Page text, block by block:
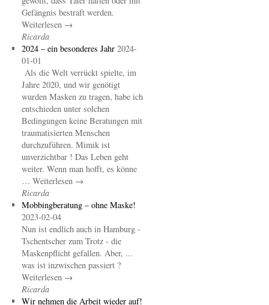
Gefängnis bestraft werden.
Weiterlesen →
Ricarda
2024 – ein besonderes Jahr 2024-
01-01
Als die Welt verrückt spielte, im
Jahre 2020, und wir genötigt
wurden Masken zu tragen, habe ich
entschieden unter solchen
Bedingungen keine Beratungen mit
traumatisierten Menschen
durchzuführen. Mimik ist
unverzichtbar ! Das Leben geht
weiter. Wenn man hofft, es könne
… Weiterlesen →
Ricarda
Mobbingberatung – ohne Maske!
2023-02-04
Nun ist endlich auch in Hamburg -
Tschentscher zum Trotz - die
Maskenpflicht gefallen. Aber, ...
was ist inzwischen passiert ?
Weiterlesen →
Ricarda
Wir nehmen die Arbeit wieder auf!